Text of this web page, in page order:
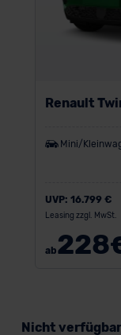
Renault
Mini/
UVP: 16.799 €
Leasing zzgl. MwSt.
ab228
Nicht